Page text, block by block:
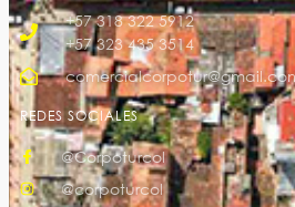
+57 318 322 5912
+57 323 435 3514
REDES SOCIALES
@Corpoturcol
@corpoturcol